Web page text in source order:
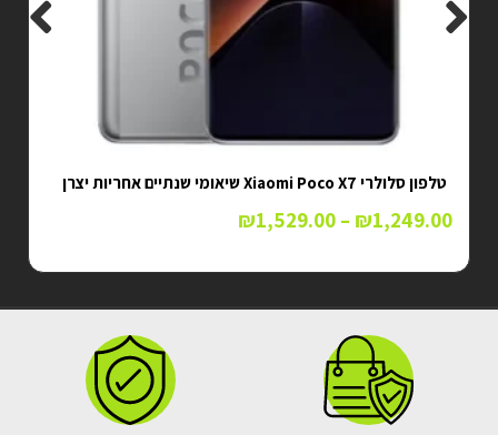
טלפון סלולרי Xiaomi Poco X7 שיאומי שנתיים אחריות יצרן
₪1,249.00
–
₪1,529.00